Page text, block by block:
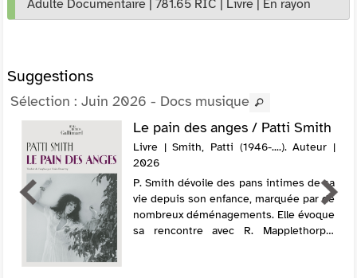
Adulte Documentaire | 781.65 RIC | Livre | En rayon
Suggestions
Sélection : Juin 2026 - Docs musique
Le pain des anges / Patti Smith
Livre | Smith, Patti (1946-....). Auteur |
2026
P. Smith dévoile des pans intimes de sa
vie depuis son enfance, marquée par de
nombreux déménagements. Elle évoque
sa rencontre avec R. Mapplethorpe,